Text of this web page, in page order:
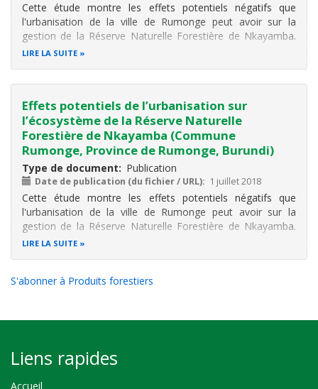
Cette étude montre les effets potentiels négatifs que
l'urbanisation de la ville de Rumonge peut avoir sur la
gestion de la Réserve Naturelle Forestière de Nkayamba.
Les résultats issus des enquêtes, de la littérature et des
LIRE LA SUITE
Effets potentiels de l’urbanisation sur
l’écosystème de la Réserve Naturelle
Forestière de Nkayamba (Commune
Rumonge, Province de Rumonge, Burundi)
Type de document Publication
Date de publication (du fichier / URL) 1 juillet 2018
Cette étude montre les effets potentiels négatifs que
l'urbanisation de la ville de Rumonge peut avoir sur la
gestion de la Réserve Naturelle Forestière de Nkayamba.
Les résultats issus des enquêtes, de la littérature et des
LIRE LA SUITE
S'abonner à Produits forestiers
Liens rapides
Accueil